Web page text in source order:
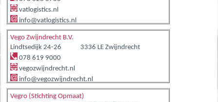
vatlogistics.nl
info@vatlogistics.nl
Vego Zwijndrecht B.V.
Lindtsedijk 24-26
3336 LE Zwijndrecht
078 619 9000
vegozwijndrecht.nl
info@vegozwijndrecht.nl
Vegro (Stichting Opmaat)